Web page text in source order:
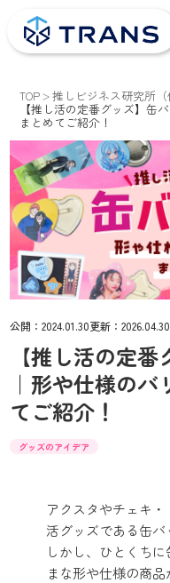
TOP 推しビジネス研究所（
【推し活の定番グッズ】缶
まとめてご紹介！
公開：2024.01.30更新：2026.04.30
【推し活の定
｜形や仕様の
てご紹介！
グッズのアイデア
アクスタやチェキ
活グッズである缶バ
しかし、ひとくち
まな形や仕様の商品